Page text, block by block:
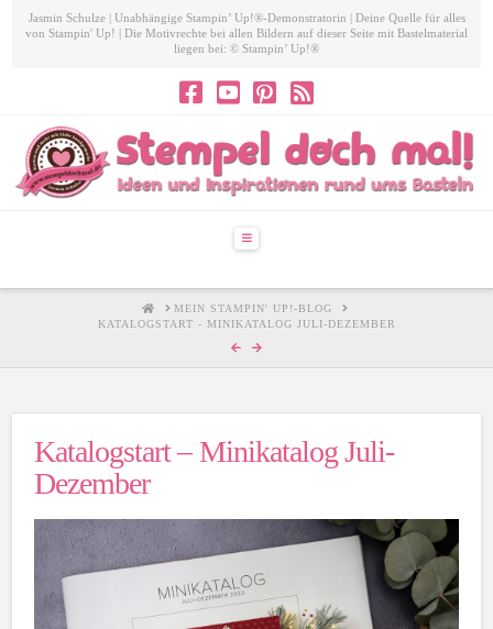
Jasmin Schulze | Unabhängige Stampin’ Up!®-Demonstratorin | Deine Quelle für alles
von Stampin' Up! | Die Motivrechte bei allen Bildern auf dieser Seite mit Bastelmaterial
liegen bei: © Stampin’ Up!®
Navigation
HOMEMEIN STAMPIN' UP!-BLOG
KATALOGSTART - MINIKATALOG JULI-DEZEMBER
Katalogstart – Minikatalog Juli-
Dezember